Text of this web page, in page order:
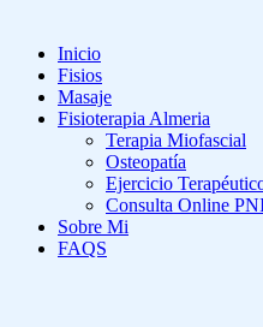
Inicio
Fisios
Masaje
Fisioterapia Almeria
Terapia Miofascial
Osteopatía
Ejercicio
Consulta Online
Sobre Mi
FAQS